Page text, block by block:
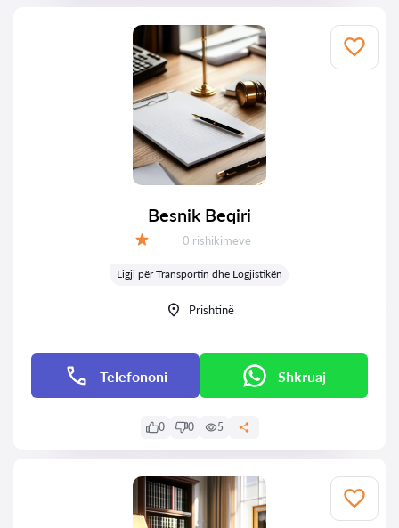
Besnik Beqiri
Rishikime:
0 rishikimeve
Ligji për Transportin dhe Logjistikën
Prishtinë
Telefononi Shkruaj
0 0 5